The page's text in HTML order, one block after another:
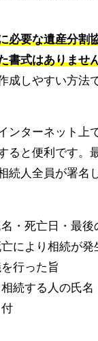
必要な遺産分割
書式はありませ
成しやすい方法
ンターネット上
ると便利です。
続人全員が署名
・死亡日・最後
により相続が発
行った旨
続する人の氏名